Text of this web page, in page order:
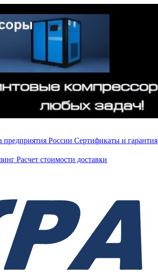
России Сертификаты и гарантия
Расчет стоимости доставки